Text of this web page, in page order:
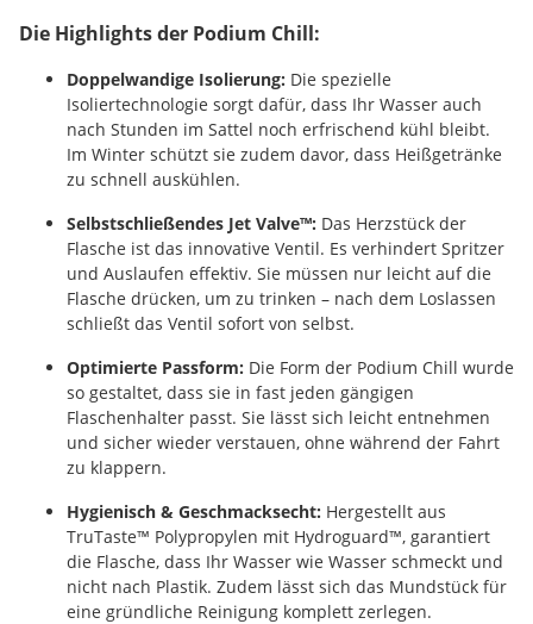
Die Highlights der Podium Chill:
Doppelwandige Isolierung: Die spezielle
Isoliertechnologie sorgt dafür, dass Ihr Wasser auch
nach Stunden im Sattel noch erfrischend kühl bleibt.
Im Winter schützt sie zudem davor, dass Heißgetränke
zu schnell auskühlen.
Selbstschließendes Jet Valve™: Das Herzstück der
Flasche ist das innovative Ventil. Es verhindert Spritzer
und Auslaufen effektiv. Sie müssen nur leicht auf die
Flasche drücken, um zu trinken – nach dem Loslassen
schließt das Ventil sofort von selbst.
Optimierte Passform: Die Form der Podium Chill wurde
so gestaltet, dass sie in fast jeden gängigen
Flaschenhalter passt. Sie lässt sich leicht entnehmen
und sicher wieder verstauen, ohne während der Fahrt
zu klappern.
Hygienisch & Geschmacksecht: Hergestellt aus
TruTaste™ Polypropylen mit Hydroguard™, garantiert
die Flasche, dass Ihr Wasser wie Wasser schmeckt und
nicht nach Plastik. Zudem lässt sich das Mundstück für
eine gründliche Reinigung komplett zerlegen.